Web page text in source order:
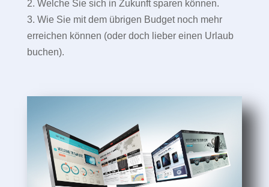
2. Welche Sie sich in Zukunft sparen können.
3. Wie Sie mit dem übrigen Budget noch mehr
erreichen können (oder doch lieber einen Urlaub
buchen).